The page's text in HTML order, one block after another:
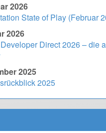
2026
State of Play (Februar
2026
Direct 2026 – die
2025
2025